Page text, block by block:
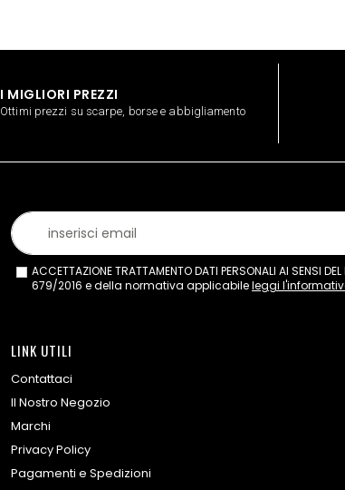
I MIGLIORI PREZZI
Ottimi prezzi su scarpe, borse e abbigliamento
ACCETTAZIONE TRATTAMENTO DATI PERSONALI AI SENSI
679/2016 e della normativa applicabileleggi
LINK UTILI
Contattaci
Il Nostro Negozio
Marchi
Privacy Policy
Pagamenti e Spedizioni